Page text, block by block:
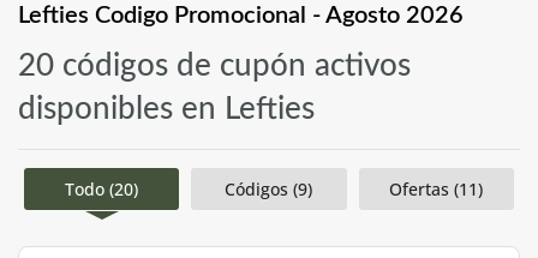
Lefties Codigo Promocional - Agosto 2026
20 códigos de cupón activos
disponibles en Lefties
Todo (20) Códigos (9) Ofertas (11)